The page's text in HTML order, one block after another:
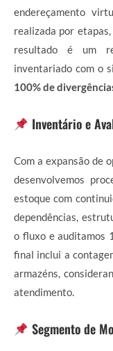
endereçamento
realizada por
resultado é um
inventariado com o
100% de
Inventário e
Com a expansão de
desenvolvemos
estoque com
dependências,
o fluxo e auditamos
final inclui a
armazéns,
atendimento.
Segmento de